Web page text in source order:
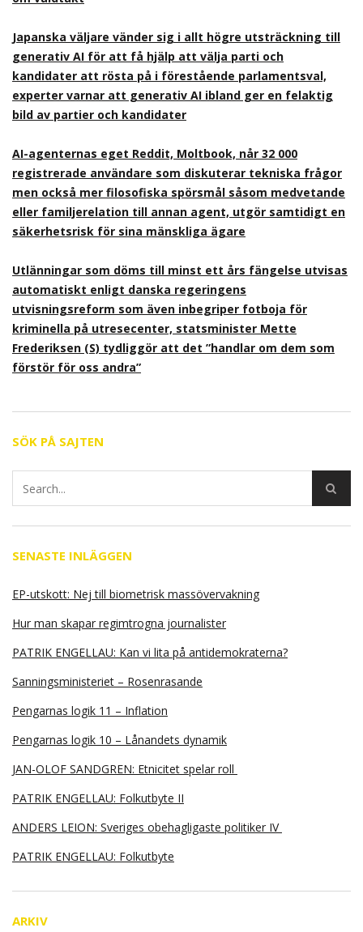
Japanska väljare vänder sig i allt högre utsträckning till
generativ AI för att få hjälp att välja parti och
kandidater att rösta på i förestående parlamentsval,
experter varnar att generativ AI ibland ger en felaktig
bild av partier och kandidater
AI-agenternas eget Reddit, Moltbook, når 32 000
registrerade användare som diskuterar tekniska frågor
men också mer filosofiska spörsmål såsom medvetande
eller familjerelation till annan agent, utgör samtidigt en
säkerhetsrisk för sina mänskliga ägare
Utlänningar som döms till minst ett års fängelse utvisas
automatiskt enligt danska regeringens
utvisningsreform som även inbegriper fotboja för
kriminella på utresecenter, statsminister Mette
Frederiksen (S) tydliggör att det ”handlar om dem som
förstör för oss andra”
SÖK PÅ SAJTEN
SENASTE INLÄGGEN
EP-utskott: Nej till biometrisk massövervakning
Hur man skapar regimtrogna journalister
PATRIK ENGELLAU: Kan vi lita på antidemokraterna?
Sanningsministeriet – Rosenrasande
Pengarnas logik 11 – Inflation
Pengarnas logik 10 – Lånandets dynamik
JAN-OLOF SANDGREN: Etnicitet spelar roll
PATRIK ENGELLAU: Folkutbyte II
ANDERS LEION: Sveriges obehagligaste politiker IV
PATRIK ENGELLAU: Folkutbyte
ARKIV